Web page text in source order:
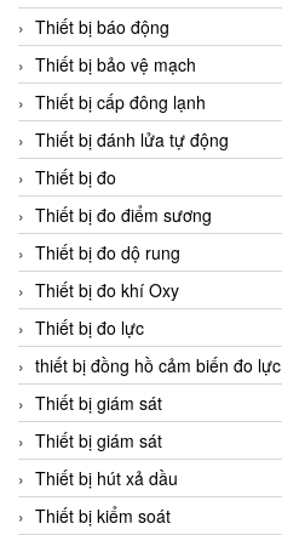
Thiết bị báo động
Thiết bị bảo vệ mạch
Thiết bị cấp đông lạnh
Thiết bị đánh lửa tự động
Thiết bị đo
Thiết bị đo điểm sương
Thiết bị đo dộ rung
Thiết bị đo khí Oxy
Thiết bị đo lực
thiết bị đồng hồ cảm biến đo lực
Thiết bị giám sát
Thiết bị giám sát
Thiết bị hút xả dầu
Thiết bị kiểm soát